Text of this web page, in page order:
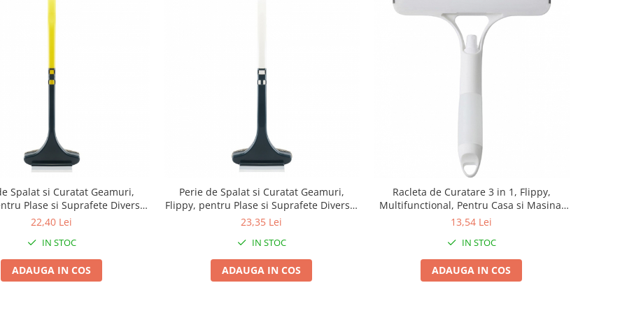
Spalat si Curatat Geamuri,
Plase si Suprafete Diverse,
cm, Verde-Galben
22,40 Lei
IN STOC
ADAUGA IN COS
Perie de Spalat si Curatat Geamuri,
Flippy, pentru Plase si Suprafete Diverse,
46x16x5 cm, Verde Inchis-Alb
23,35 Lei
IN STOC
ADAUGA IN COS
Racleta de Curatare 3 in 1, Flippy,
Multifunctional, Pentru Casa si Masina,
Pulverizator de Spray, Racleta din Silicon
13,54 Lei
IN STOC
ADAUGA IN COS